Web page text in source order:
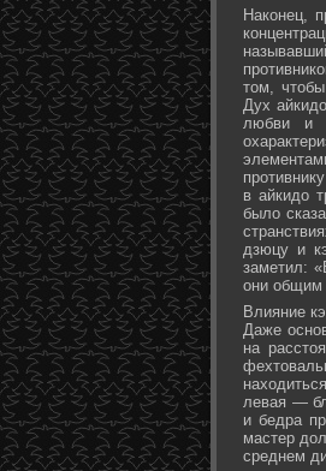
Наконец,
том,
Дух
любви и
в айкидо
было
дзюцу и
заметил:
они общим
Влияние
Даже
на
левая —
и бедра
мастер
среднем